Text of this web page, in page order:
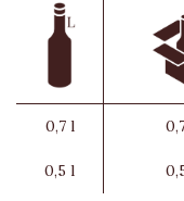
0,7 l
0,5 l